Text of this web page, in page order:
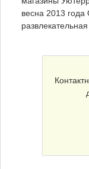
весна 2013
развлекательная